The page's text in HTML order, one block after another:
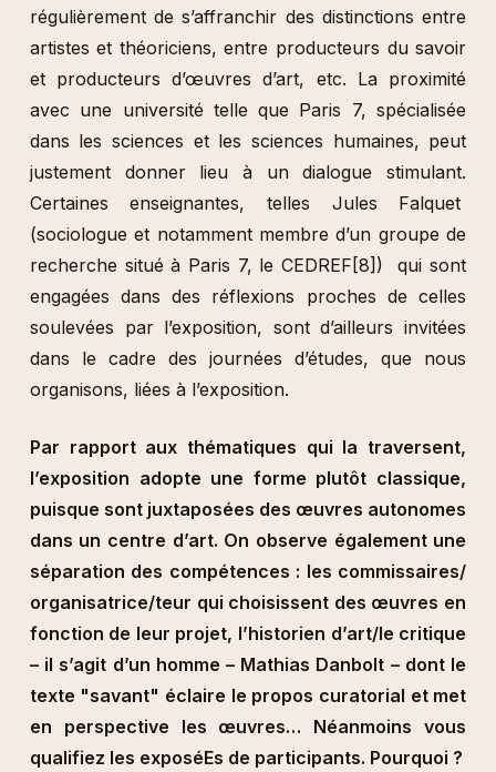
régulièrement de s’affranchir des distinctions entre
artistes et théoriciens, entre producteurs du savoir
et producteurs d’œuvres d’art, etc. La proximité
avec une université telle que Paris 7, spécialisée
dans les sciences et les sciences humaines, peut
justement donner lieu à un dialogue stimulant.
Certaines enseignantes, telles Jules Falquet
(sociologue et notamment membre d’un groupe de
recherche situé à Paris 7, le CEDREF [8] ) qui sont
engagées dans des réflexions proches de celles
soulevées par l’exposition, sont d’ailleurs invitées
dans le cadre des journées d’études, que nous
organisons, liées à l’exposition.
Par rapport aux thématiques qui la traversent,
l’exposition adopte une forme plutôt classique,
puisque sont juxtaposées des œuvres autonomes
dans un centre d’art. On observe également une
séparation des compétences : les commissaires/
organisatrice/teur qui choisissent des œuvres en
fonction de leur projet, l’historien d’art/le critique
– il s’agit d’un homme – Mathias Danbolt – dont le
texte "savant" éclaire le propos curatorial et met
en perspective les œuvres… Néanmoins vous
qualifiez les exposéEs de participants. Pourquoi ?